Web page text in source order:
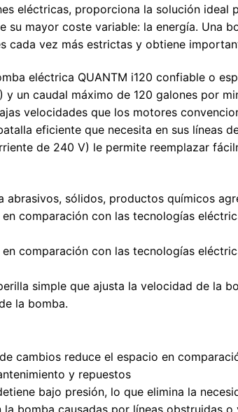
eléctricas, proporciona la solución
mayor coste variable: la energía. Una
cada vez más estrictas y obtiene
eléctrica QUANTM i120 confiable o
un caudal máximo de 120 galones por
velocidades que los motores
eficiente que necesita en sus líneas
de 240 V) le permite reemplazar
sólidos, productos químicos
comparación con las tecnologías
comparación con las tecnologías
simple que ajusta la velocidad de la
la bomba.
cambios reduce el espacio en
y repuestos
bajo presión, lo que elimina la
bomba causadas por líneas obstruidas o